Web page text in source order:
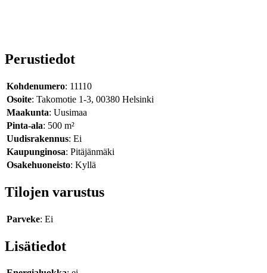
Perustiedot
Kohdenumero: 11110
Osoite: Takomotie 1-3, 00380 Helsinki
Maakunta: Uusimaa
Pinta-ala: 500 m²
Uudisrakennus: Ei
Kaupunginosa: Pitäjänmäki
Osakehuoneisto: Kyllä
Tilojen varustus
Parveke: Ei
Lisätiedot